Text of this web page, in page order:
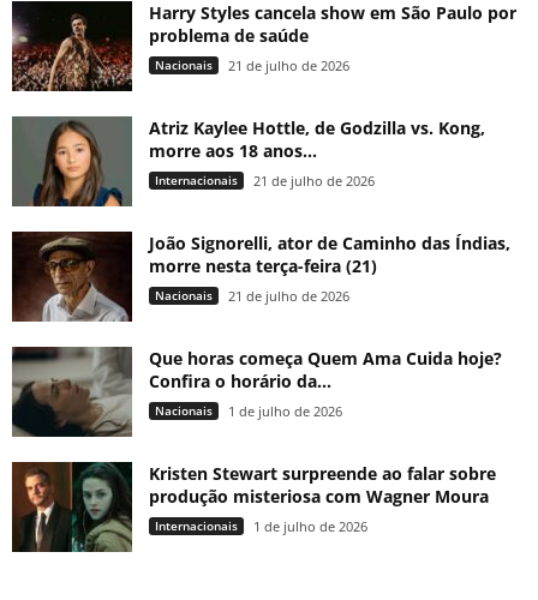
Harry Styles cancela show em São Paulo por
problema de saúde
Nacionais 21 de julho de 2026
Atriz Kaylee Hottle, de Godzilla vs. Kong,
morre aos 18 anos...
Internacionais 21 de julho de 2026
João Signorelli, ator de Caminho das Índias,
morre nesta terça-feira (21)
Nacionais 21 de julho de 2026
Que horas começa Quem Ama Cuida hoje?
Confira o horário da...
Nacionais 1 de julho de 2026
Kristen Stewart surpreende ao falar sobre
produção misteriosa com Wagner Moura
Internacionais 1 de julho de 2026